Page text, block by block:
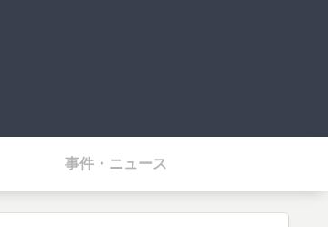
事件・ニュース